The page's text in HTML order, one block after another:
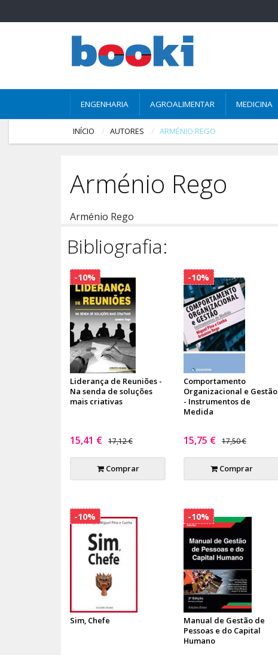
ENGENHARIA AGROALIMENTAR MEDICINA
INÍCIO AUTORES ARMÉNIO REGO
Arménio Rego
Arménio Rego
Bibliografia:
Liderança de Reuniões -
Na senda de soluções
mais criativas
15,41 € 17,12 €
Comprar
-10%
Comportamento
Organizacional e Gestão
- Instrumentos de
Medida
15,75 € 17,50 €
Comprar
-10%
Sim, Chefe
-10%
Manual de Gestão de
Pessoas e do Capital
Humano
-10%